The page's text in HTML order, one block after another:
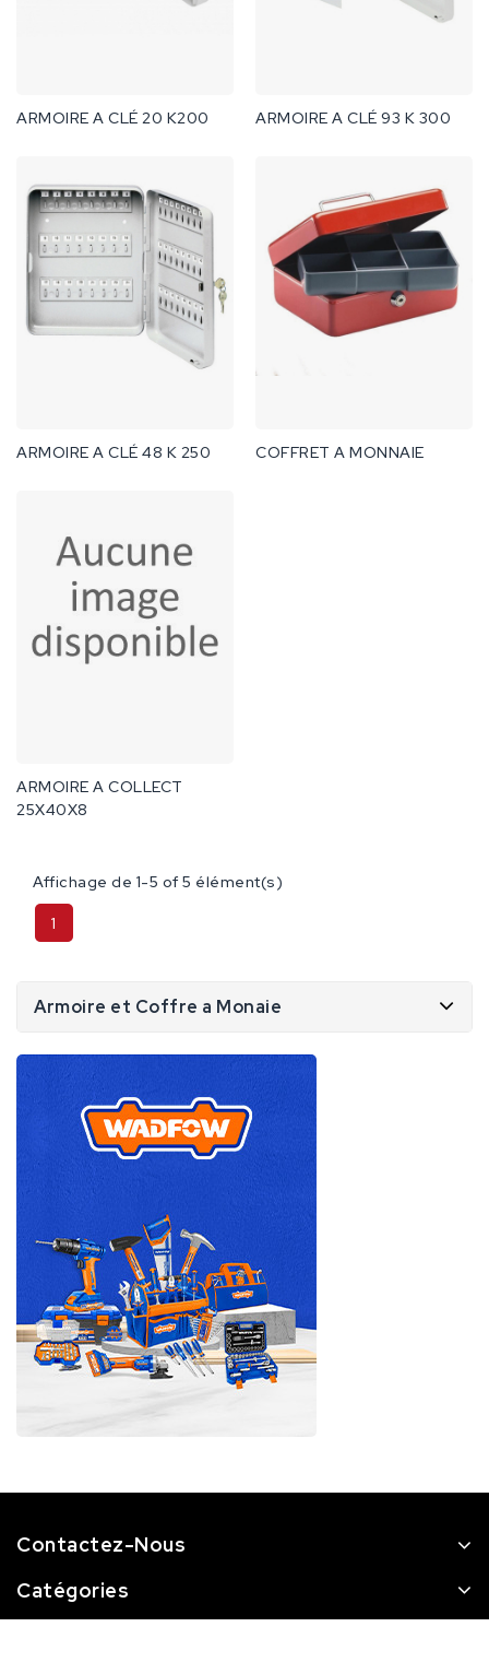
Armoire et Coffre a Monaie
ARMOIRE A CLÉ 20 K200 ARMOIRE A CLÉ 93 K 300
ARMOIRE A CLÉ 48 K 250 COFFRET A MONNAIE
ARMOIRE A COLLECT
25X40X8
Affichage de 1-5 of 5 élément(s)
1
Contactez-Nous
Catégories